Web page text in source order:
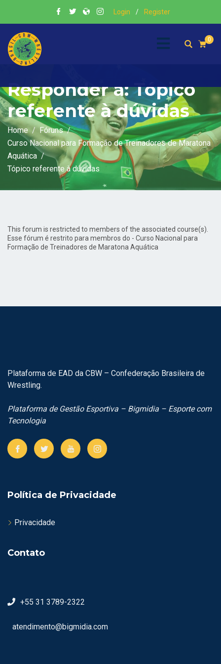
Login / Register
0
Responder a: Tópico
referente à dúvidas
Home
Fóruns
Curso Nacional para Formação de Treinadores de Maratona
Aquática
Tópico referente à dúvidas
This forum is restricted to members of the associated course(s).
Esse fórum é restrito para membros do - Curso Nacional para
Formação de Treinadores de Maratona Aquática
Plataforma de EAD da CBW – Confederação Brasileira de
Wrestling.
Plataforma de Gestão Esportiva – Bigmidia – Esporte com
Tecnologia
Política de Privacidade
Privacidade
Contato
+55 31 3789-2322
atendimento@bigmidia.com